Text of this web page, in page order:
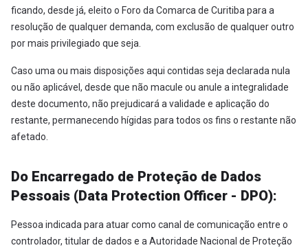
ficando, desde já, eleito o Foro da Comarca de Curitiba para a
resolução de qualquer demanda, com exclusão de qualquer outro
por mais privilegiado que seja.
Caso uma ou mais disposições aqui contidas seja declarada nula
ou não aplicável, desde que não macule ou anule a integralidade
deste documento, não prejudicará a validade e aplicação do
restante, permanecendo hígidas para todos os fins o restante não
afetado.
Do Encarregado de Proteção de Dados
Pessoais (Data Protection Officer - DPO):
Pessoa indicada para atuar como canal de comunicação entre o
controlador, titular de dados e a Autoridade Nacional de Proteção